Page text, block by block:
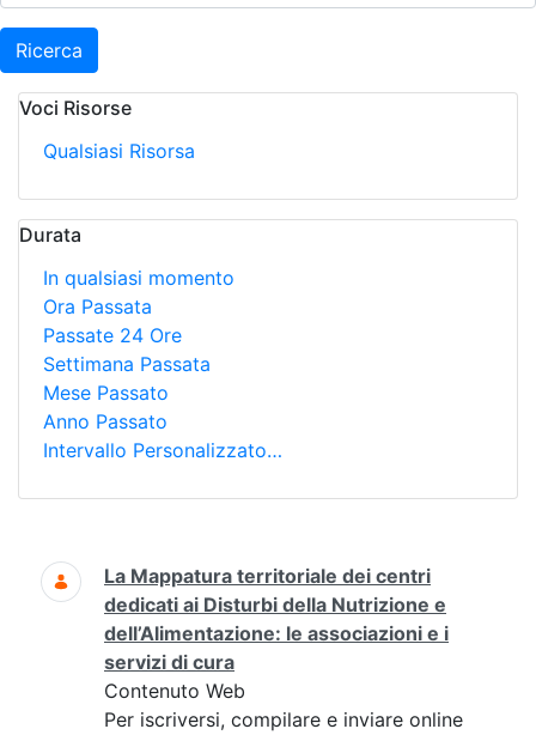
Ricerca
Voci Risorse
Qualsiasi Risorsa
Durata
In qualsiasi momento
Ora Passata
Passate 24 Ore
Settimana Passata
Mese Passato
Anno Passato
Intervallo Personalizzato…
Ricerca
La Mappatura territoriale dei centri
dedicati ai Disturbi della Nutrizione e
dell’Alimentazione: le associazioni e i
servizi di cura
Contenuto Web
Per iscriversi, compilare e inviare online